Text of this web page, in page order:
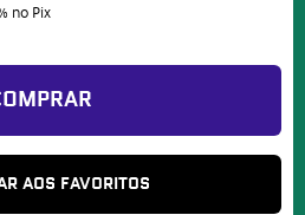
no Pix
AOS FAVORITOS